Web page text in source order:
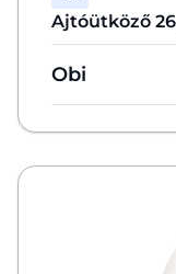
Ajtóütköző
Obi